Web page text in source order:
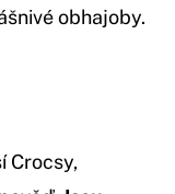
obhajoby.
Crocsy,